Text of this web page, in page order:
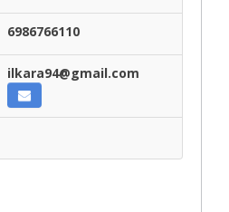
6986766110
ilkara94@gmail.com